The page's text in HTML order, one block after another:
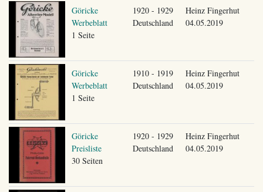
Göricke
Werbeblatt
1 Seite
1920 - 1929
Deutschland
Heinz Fingerhut
04.05.2019
Göricke
Werbeblatt
1 Seite
1910 - 1919
Deutschland
Heinz Fingerhut
04.05.2019
Göricke
Preisliste
30 Seiten
1920 - 1929
Deutschland
Heinz Fingerhut
04.05.2019